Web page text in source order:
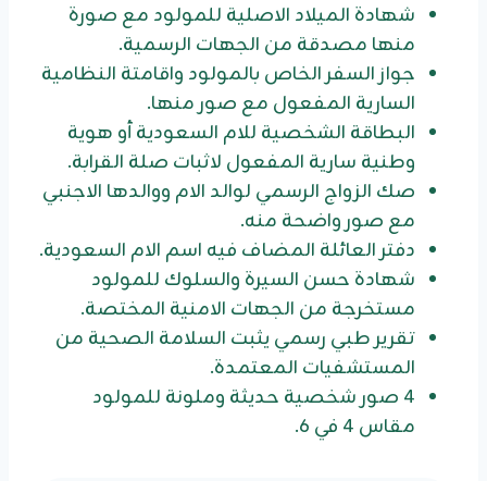
شهادة الميلاد الاصلية للمولود مع صورة
منها مصدقة من الجهات الرسمية.
جواز السفر الخاص بالمولود واقامتة النظامية
السارية المفعول مع صور منها.
البطاقة الشخصية للام السعودية أو هوية
وطنية سارية المفعول لاثبات صلة القرابة.
صك الزواج الرسمي لوالد الام ووالدها الاجنبي
مع صور واضحة منه.
دفتر العائلة المضاف فيه اسم الام السعودية.
شهادة حسن السيرة والسلوك للمولود
مستخرجة من الجهات الامنية المختصة.
تقرير طبي رسمي يثبت السلامة الصحية من
المستشفيات المعتمدة.
4 صور شخصية حديثة وملونة للمولود
مقاس 4 في 6.